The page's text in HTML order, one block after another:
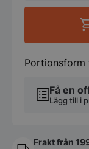
-
mängd
Få en
Lägg till i
Portionsform
Frakt från